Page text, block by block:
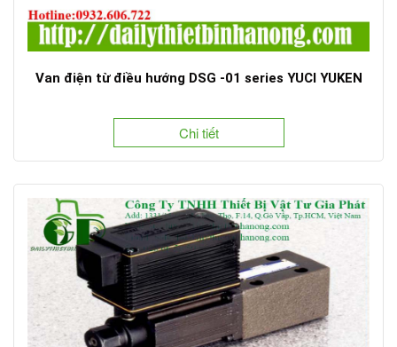
Van điện từ điều hướng DSG -01 series YUCI YUKEN
Chi tiết